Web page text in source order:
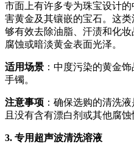
市面上有许多专为珠宝设计
害黄金及其镶嵌的宝石。这
够有效去除油脂、汗渍和化
腐蚀或暗淡黄金表面光泽。
适用场景 ：中度污染的黄金
手镯。
注意事项 ：确保选购的清洗
且没有含有漂白剂或其他腐蚀
3. 专用超声波清洗溶液